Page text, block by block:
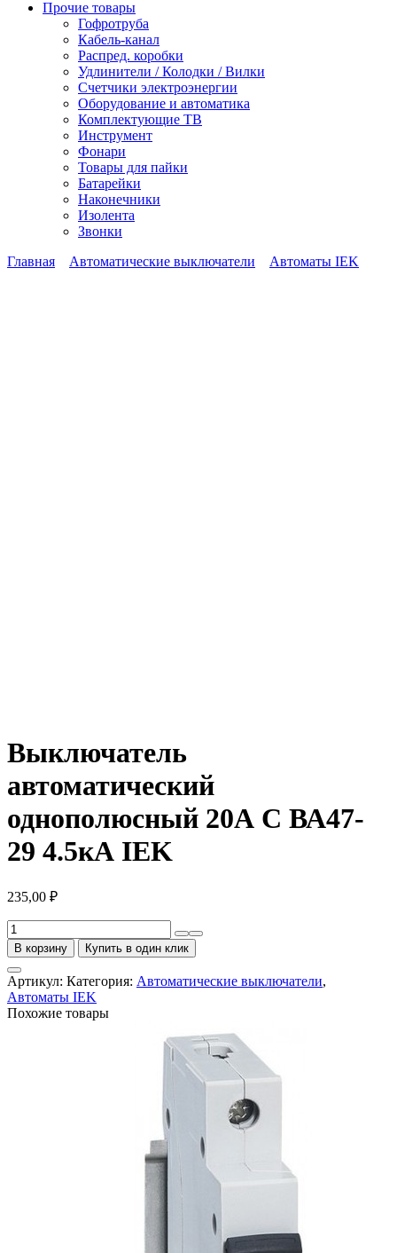
Прочие товары
Гофротруба
Кабель-канал
Распред. коробки
Удлинители / Колодки / Вилки
Счетчики электроэнергии
Оборудование и автоматика
Комплектующие ТВ
Инструмент
Фонари
Товары для пайки
Батарейки
Наконечники
Изолента
Звонки
Главная
Автоматические выключатели Автоматы IEK
Выключатель
автоматический
однополюсный 20А С ВА47-
29 4.5кА IEK
235,00 ₽
Количество
товара
Выключатель
автоматический
однополюсный
20А
С
В корзину Купить в один клик
Артикул: Категория: Автоматические выключатели,
Автоматы IEK
Похожие товары